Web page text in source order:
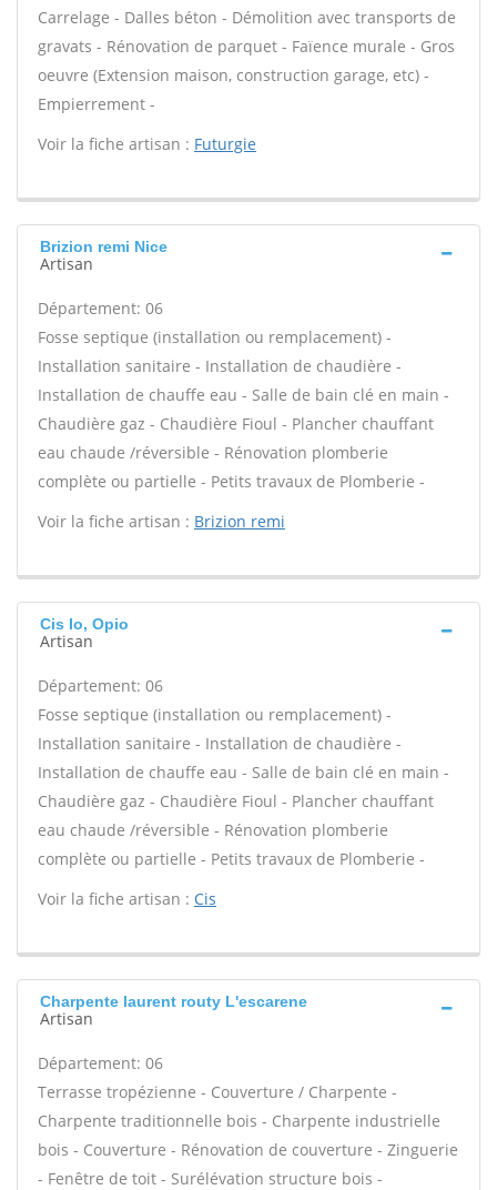
Carrelage - Dalles béton - Démolition avec transports de
gravats - Rénovation de parquet - Faïence murale - Gros
oeuvre (Extension maison, construction garage, etc) -
Empierrement -
Voir la fiche artisan : Futurgie
Brizion remi Nice
Artisan
Département: 06
Fosse septique (installation ou remplacement) -
Installation sanitaire - Installation de chaudière -
Installation de chauffe eau - Salle de bain clé en main -
Chaudière gaz - Chaudière Fioul - Plancher chauffant
eau chaude /réversible - Rénovation plomberie
complète ou partielle - Petits travaux de Plomberie -
Voir la fiche artisan : Brizion remi
Cis Io, Opio
Artisan
Département: 06
Fosse septique (installation ou remplacement) -
Installation sanitaire - Installation de chaudière -
Installation de chauffe eau - Salle de bain clé en main -
Chaudière gaz - Chaudière Fioul - Plancher chauffant
eau chaude /réversible - Rénovation plomberie
complète ou partielle - Petits travaux de Plomberie -
Voir la fiche artisan : Cis
Charpente laurent routy L'escarene
Artisan
Département: 06
Terrasse tropézienne - Couverture / Charpente -
Charpente traditionnelle bois - Charpente industrielle
bois - Couverture - Rénovation de couverture - Zinguerie
- Fenêtre de toit - Surélévation structure bois -